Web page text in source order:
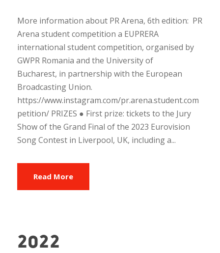
More information about PR Arena, 6th edition: PR
Arena student competition a EUPRERA
international student competition, organised by
GWPR Romania and the University of
Bucharest, in partnership with the European
Broadcasting Union.
https://www.instagram.com/pr.arena.student.com
petition/ PRIZES ● First prize: tickets to the Jury
Show of the Grand Final of the 2023 Eurovision
Song Contest in Liverpool, UK, including a...
Read More
2022